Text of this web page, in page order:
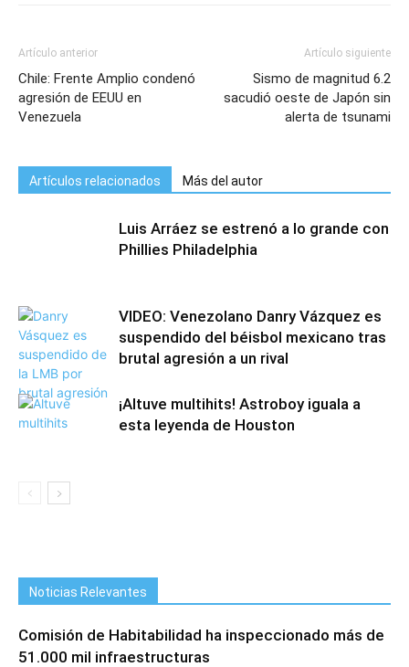
Artículo anterior
Chile: Frente Amplio condenó
agresión de EEUU en
Venezuela
Artículo siguiente
Sismo de magnitud 6.2
sacudió oeste de Japón sin
alerta de tsunami
Artículos relacionados Más del autor
Luis Arráez se estrenó a lo grande con
Phillies Philadelphia
VIDEO: Venezolano Danry Vázquez es
suspendido del béisbol mexicano tras
brutal agresión a un rival
¡Altuve multihits! Astroboy iguala a
esta leyenda de Houston
Noticias Relevantes
Comisión de Habitabilidad ha inspeccionado más de
51.000 mil infraestructuras